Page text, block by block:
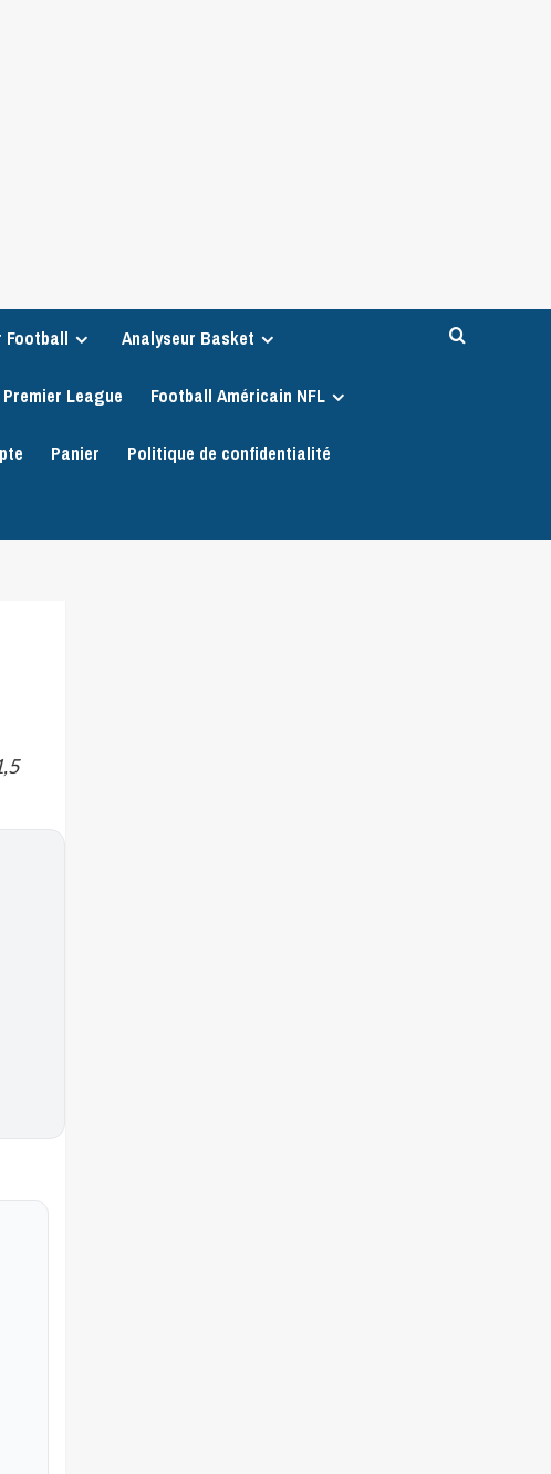
Football Analyseur Basket
League Football Américain NFL
Panier Politique de confidentialité